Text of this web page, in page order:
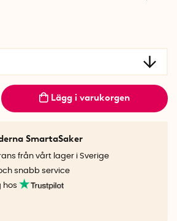
Lägg i varukorgen
SmartaSaker
från vårt lager i Sverige
snabb service
hos